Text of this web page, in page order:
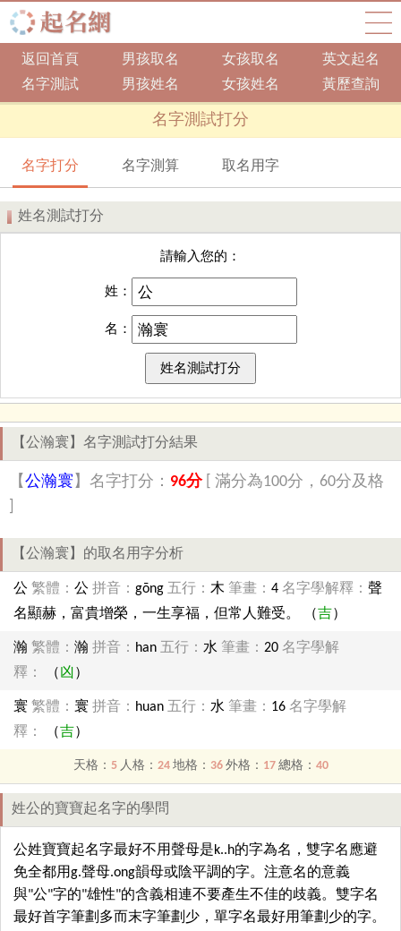
返回首頁 男孩取名 女孩取名
英文起名
名字測試
男孩姓名 女孩姓名 黃歷查詢
名字測試打分
名字打分 名字測算 取名用字
姓名測試打分
請輸入您的：
姓：
名：
【公瀚寰】名字測試打分結果
【公瀚寰 】名字打分： 96分[ 滿分為100分，60分及格
【公瀚寰】的取名用字分析
公 繁體： 公 拼音： gōng 五行： 木 筆畫： 4 名字學解釋： 聲
名顯赫，富貴增榮，一生享福，但常人難受。 （吉）
瀚 繁體： 瀚 拼音： han 五行： 水 筆畫： 20 名字學解
釋：
（ 凶 ）
寰 繁體： 寰 拼音： huan 五行： 水 筆畫： 16 名字學解
釋：
（吉）
天格： 5人格： 24地格： 36外格： 17總格： 40
姓公的寶寶起名字的學問
公姓寶寶起名字最好不用聲母是k..h的字為名，雙字名應避
免全都用g.聲母.ong韻母或陰平調的字。注意名的意義
與"公"字的"雄性"的含義相連不要產生不佳的歧義。雙字名
最好首字筆劃多而末字筆劃少，單字名最好用筆劃少的字。